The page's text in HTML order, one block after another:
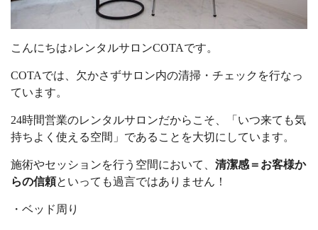
こんにちは♪レンタルサロンCOTAです。
COTAでは、欠かさずサロン内の清掃・チェックを行なっ
ています。
24時間営業のレンタルサロンだからこそ、「いつ来ても気
持ちよく使える空間」であることを大切にしています。
施術やセッションを行う空間において、 清潔感＝お客様か
らの信頼といっても過言ではありません！
・ベッド周り